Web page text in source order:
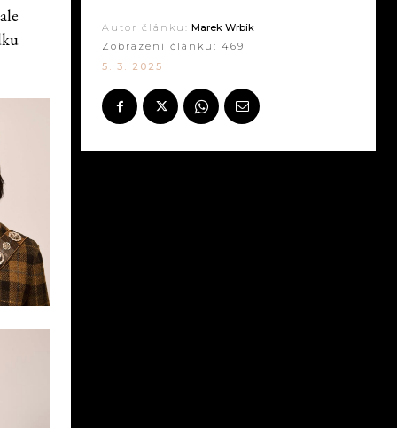
Autor článku: Marek Wrbik
Zobrazení článku: 469
5. 3. 2025